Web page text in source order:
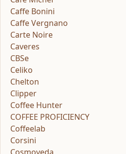
Caffe Bonini
Caffe Vergnano
Carte Noire
Caveres
CBSe
Celiko
Chelton
Clipper
Coffee Hunter
COFFEE PROFICIENCY
Coffeelab
Corsini